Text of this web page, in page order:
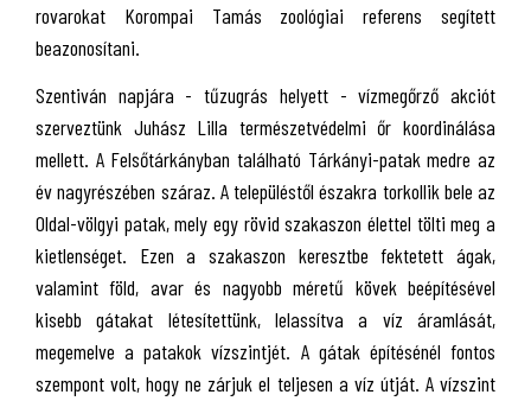
rovarokat Korompai Tamás zoológiai referens segített
beazonosítani.
Szentiván napjára - tűzugrás helyett - vízmegőrző akciót
szerveztünk Juhász Lilla természetvédelmi őr koordinálása
mellett. A Felsőtárkányban található Tárkányi-patak medre az
év nagyrészében száraz. A településtől északra torkollik bele az
Oldal-völgyi patak, mely egy rövid szakaszon élettel tölti meg a
kietlenséget. Ezen a szakaszon keresztbe fektetett ágak,
valamint föld, avar és nagyobb méretű kövek beépítésével
kisebb gátakat létesítettünk, lelassítva a víz áramlását,
megemelve a patakok vízszintjét. A gátak építésénél fontos
szempont volt, hogy ne zárjuk el teljesen a víz útját. A vízszint